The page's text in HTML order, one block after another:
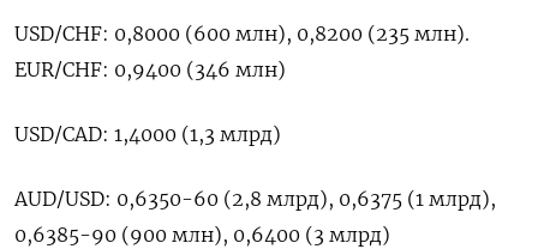
USD/CHF: 0,8000 (600 млн), 0,8200 (235 млн).
EUR/CHF: 0,9400 (346 млн)
USD/CAD: 1,4000 (1,3 млрд)
AUD/USD: 0,6350-60 (2,8 млрд), 0,6375 (1 млрд),
0,6385-90 (900 млн), 0,6400 (3 млрд)